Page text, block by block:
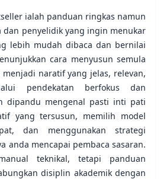
ialah panduan ringkas namun
penyelidik yang ingin menukar
lebih mudah dibaca dan bernilai
cara menyusun semula
naratif yang jelas, relevan,
pendekatan berfokus dan
dipandu mengenal pasti inti pati
yang tersusun, memilih model
dan menggunakan strategi
anda mencapai pembaca sasaran.
teknikal, tetapi panduan
disiplin akademik dengan